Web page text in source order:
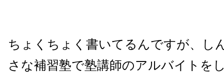
ちょくちょく書いてるんですが、し
さな補習塾で塾講師のアルバイトを